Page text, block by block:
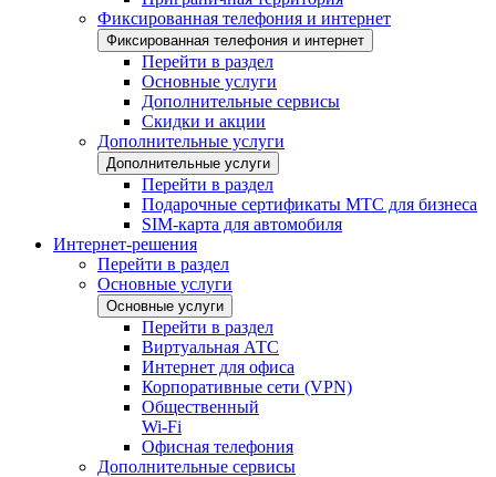
Фиксированная телефония и интернет
Фиксированная телефония и интернет
Перейти в раздел
Основные услуги
Дополнительные сервисы
Скидки и акции
Дополнительные услуги
Дополнительные услуги
Перейти в раздел
Подарочные сертификаты МТС для бизнеса
SIM-карта для автомобиля
Интернет-решения
Перейти в раздел
Основные услуги
Основные услуги
Перейти в раздел
Виртуальная АТС
Интернет для офиса
Корпоративные сети (VPN)
Общественный
Wi-Fi
Офисная телефония
Дополнительные сервисы